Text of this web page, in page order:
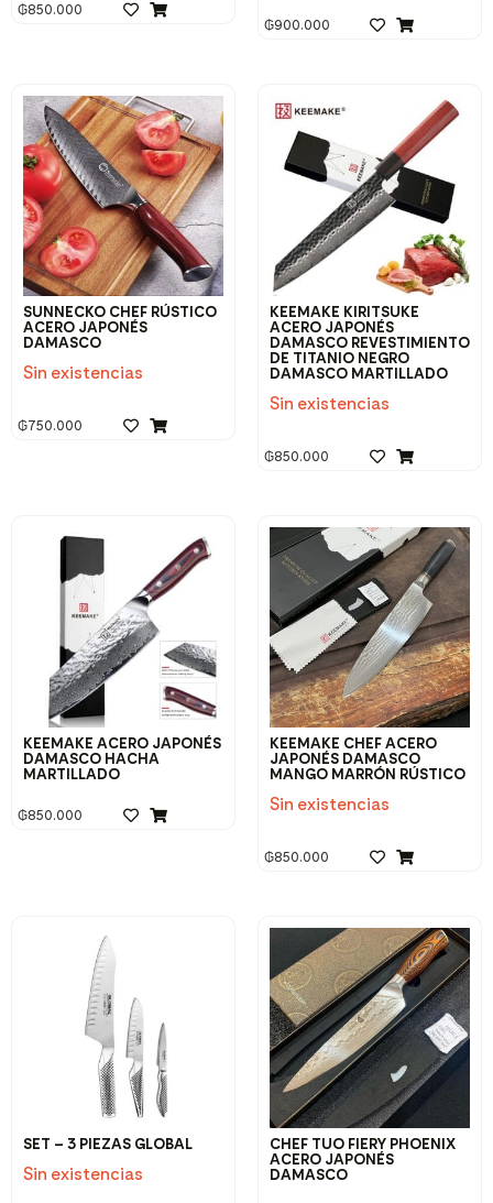
₲850.000
₲900.000
SUNNECKO CHEF RÚSTICO
ACERO JAPONÉS
DAMASCO
Sin existencias
₲750.000
KEEMAKE KIRITSUKE
ACERO JAPONÉS
DAMASCO REVESTIMIENTO
DE TITANIO NEGRO
DAMASCO MARTILLADO
Sin existencias
₲850.000
KEEMAKE ACERO JAPONÉS
DAMASCO HACHA
MARTILLADO
₲850.000
KEEMAKE CHEF ACERO
JAPONÉS DAMASCO
MANGO MARRÓN RÚSTICO
Sin existencias
₲850.000
SET – 3 PIEZAS GLOBAL
Sin existencias
CHEF TUO FIERY PHOENIX
ACERO JAPONÉS
DAMASCO